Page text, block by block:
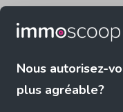
Nous autorisez-
plus agréable?